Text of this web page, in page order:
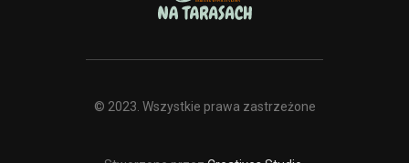
© 2023. Wszystkie prawa zastrzeżone